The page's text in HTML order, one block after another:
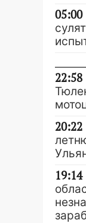
05:00
22:58
20:22
19:14